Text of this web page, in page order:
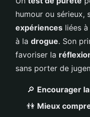
humour ou sérieux,
expériences liées à
à la drogue. Son
favoriser la
sans porter de
🔎 Encourager
👫 Mieux